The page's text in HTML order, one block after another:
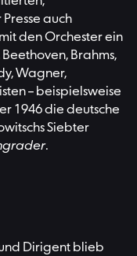
auch
den Orchester ein
Brahms,
Wagner,
– beispielsweise
1946 die deutsche
Siebter
.
Dirigent blieb